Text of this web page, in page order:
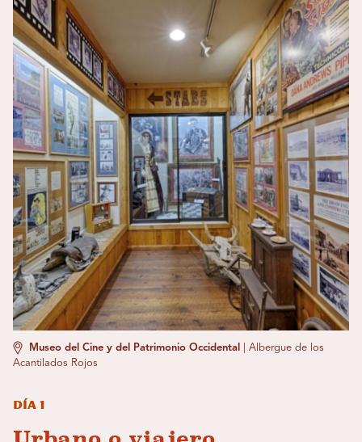
Museo del Cine y del Patrimonio Occidental
Albergue de los
Acantilados Rojos
Día 1